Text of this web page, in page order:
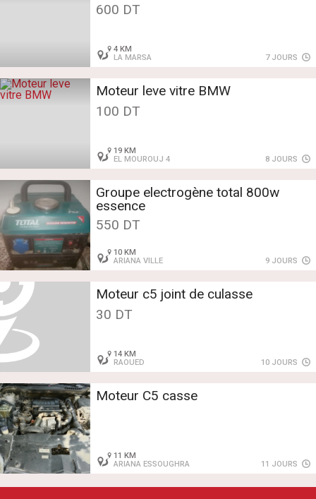
600 DT
4 KM
LA MARSA
7 JOURS
Moteur leve vitre BMW
100 DT
19 KM
EL MOUROUJ 4
8 JOURS
Groupe electrogène total 800w
essence
550 DT
10 KM
ARIANA VILLE
9 JOURS
Moteur c5 joint de culasse
30 DT
14 KM
RAOUED
10 JOURS
Moteur C5 casse
11 KM
ARIANA ESSOUGHRA
11 JOURS